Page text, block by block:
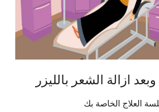
ازالة الشعر بالليزر
العلاج الخاصة بك